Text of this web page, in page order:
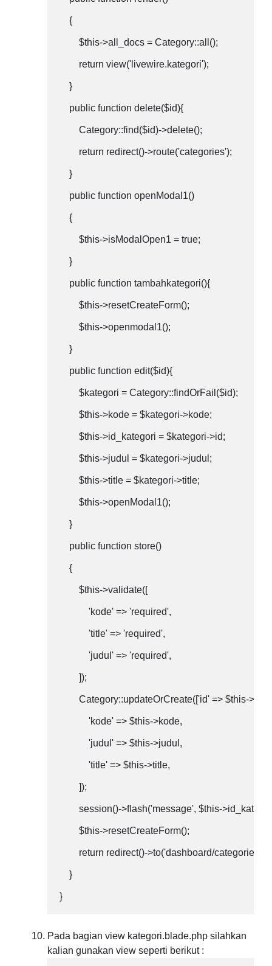
{
$this->all_docs = Category::all();
return view('livewire.kategori');
}
public function delete($id){
Category::find($id)->delete();
return redirect()->route('categories');
}
public function openModal1()
{
$this->isModalOpen1 = true;
}
public function tambahkategori(){
$this->resetCreateForm();
$this->openmodal1();
}
public function edit($id){
$kategori = Category::findOrFail($id);
$this->kode = $kategori->kode;
$this->id_kategori = $kategori->id;
$this->judul = $kategori->judul;
$this->title = $kategori->title;
$this->openModal1();
}
public function store()
{
$this->validate([
'kode' => 'required',
'title' => 'required',
'judul' => 'required',
]);
Category::updateOrCreate(['id' => $this-
'kode' => $this->kode,
'judul' => $this->judul,
'title' => $this->title,
]);
session()->flash('message', $this-
$this->resetCreateForm();
return redirect()->to('dashboard/categories');
}
}
Pada bagian view kategori.blade.php silahkan
kalian gunakan view seperti berikut :